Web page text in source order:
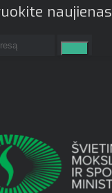
naujienas